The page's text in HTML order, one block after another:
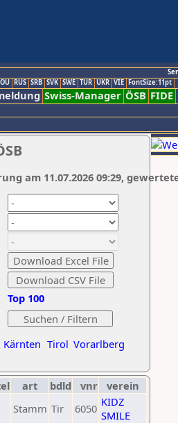
RUS SRB SVK SWE TUR UKR VIE FontSize:11pt
Swiss-Manager ÖSB FIDE
Kärnten Tirol Vorarlberg
Top 100
am 11.07.2026 09:29,
art bdld vnr
verein
Stamm Tir 6050 KIDZ
SMILE